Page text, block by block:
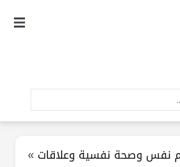
نفس وصحة نفسية وعلاقات »